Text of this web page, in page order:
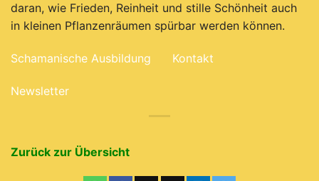
daran, wie Frieden, Reinheit und stille Schönheit auch
in kleinen Pflanzenräumen spürbar werden können.
Schamanische Ausbildung Kontakt
Newsletter
Zurück zur Übersicht